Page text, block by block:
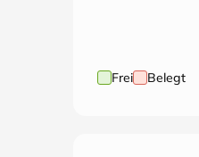
Frei Belegt